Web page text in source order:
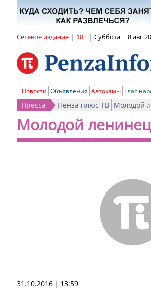
Сетевое издание | 18+ | Суббота | 8 авг
Новости Объявления Автохамы Глас
Пресса Пенза плюс ТВ Молодой
Молодой ленинец
31.10.2016 | 13:59